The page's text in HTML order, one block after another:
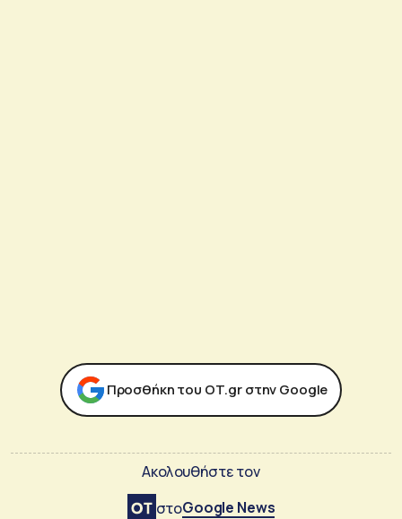
Προσθήκη του ΟΤ.gr στην Google
Ακολουθήστε τον
στοGoogle News